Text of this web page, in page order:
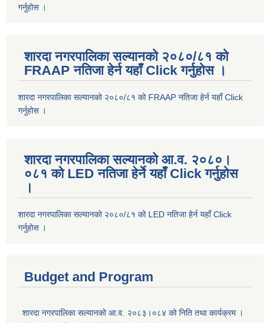
गर्नुहोस ।
शारदा नगरपालिका सल्यानको २०८०/८१ को
FRAAP नतिजा हेर्न यहाँ Click गर्नुहोस ।
शारदा नगरपालिका सल्यानको २०८०/८१ को FRAAP नतिजा हेर्न यहाँ Click
गर्नुहोस ।
शारदा नगरपालिका सल्यानको आ.व. २०८०।
०८१ को LED नतिजा हेर्ने यहाँ Click गर्नुहोस
।
शारदा नगरपालिका सल्यानको २०८०/८१ को LED नतिजा हेर्न यहाँ Click
गर्नुहोस ।
Budget and Program
शारदा नगरपालिका सल्यानको आ.व. २०८३।०८४ को निति तथा कार्यक्रम ।